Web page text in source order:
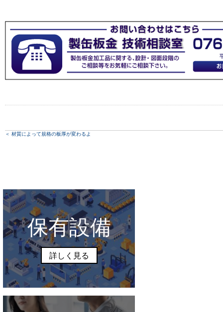
＜ 材質によって規格の板厚が変わるよ
保有設備
詳しく見る